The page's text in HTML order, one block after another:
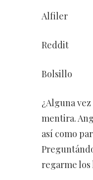
Alfiler
Reddit
Bolsillo
¿Alguna
mentira.
así como
regarme